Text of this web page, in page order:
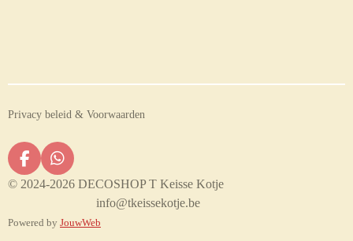
Privacy beleid & Voorwaarden
F
a
b
W
h
s
© 2024-2026 DECOSHOP T Keisse Kotje
info@tkeissekotje.be
Powered by JouwWeb